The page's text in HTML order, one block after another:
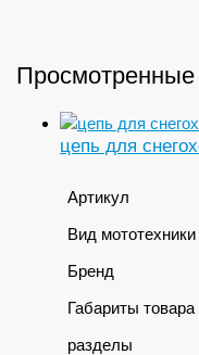
цепь для
Артикул
Вид мототехники
Бренд
Габариты товара
разделы